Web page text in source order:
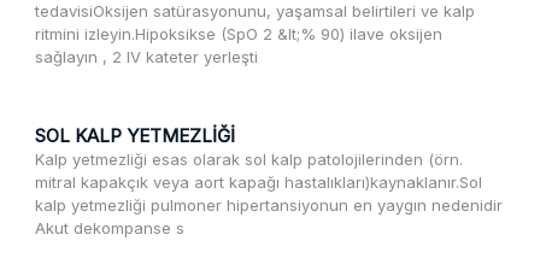
tedavisiOksijen satürasyonunu, yaşamsal belirtileri ve kalp
ritmini izleyin.Hipoksikse (SpO 2 &lt;% 90) ilave oksijen
sağlayın , 2 IV kateter yerleşti
SOL KALP YETMEZLİĞİ
Kalp yetmezliği esas olarak sol kalp patolojilerinden (örn.
mitral kapakçık veya aort kapağı hastalıkları)kaynaklanır.Sol
kalp yetmezliği pulmoner hipertansiyonun en yaygın nedenidir
Akut dekompanse s